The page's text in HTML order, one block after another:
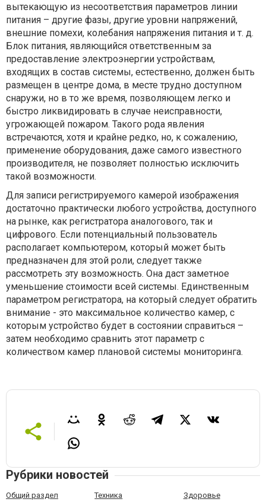
вытекающую из несоответствия параметров линии
питания – другие фазы, другие уровни напряжений,
внешние помехи, колебания напряжения питания и т. д.
Блок питания, являющийся ответственным за
предоставление электроэнергии устройствам,
входящих в состав системы, естественно, должен быть
размещен в центре дома, в месте трудно доступном
снаружи, но в то же время, позволяющем легко и
быстро ликвидировать в случае неисправности,
угрожающей пожаром. Такого рода явления
встречаются, хотя и крайне редко, но, к сожалению,
применение оборудования, даже самого известного
производителя, не позволяет полностью исключить
такой возможности.
Для записи регистрируемого камерой изображения
достаточно практически любого устройства, доступного
на рынке, как регистратора аналогового, так и
цифрового. Если потенциальный пользователь
располагает компьютером, который может быть
предназначен для этой роли, следует также
рассмотреть эту возможность. Она даст заметное
уменьшение стоимости всей системы. Единственным
параметром регистратора, на который следует обратить
внимание - это максимальное количество камер, с
которым устройство будет в состоянии справиться –
затем необходимо сравнить этот параметр с
количеством камер плановой системы мониторинга.
Рубрики новостей
Общий раздел Техника Здоровье